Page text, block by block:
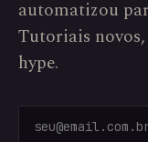
automatizou
Tutoriais novos,
hype.